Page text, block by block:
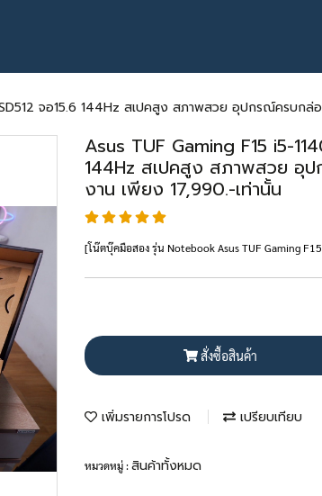
จอ15.6 144Hz สเปคสูง สภาพสวย อุปกรณ์ครบกล่
Asus TUF Gaming F15 i5-
144Hz สเปคสูง สภาพสวย อุ
งาน เพียง 17,990.-เท่านั้น
[โน๊ตบุ๊คมือสอง รุ่น Notebook Asus TUF Gaming
สั่งซื้อสินค้า
เพิ่มรายการโปรด เปรียบเทียบ
หมวดหมู่ :สินค้าทั้งหมด